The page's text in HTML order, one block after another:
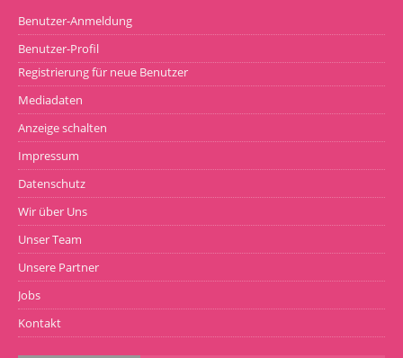
Benutzer-Anmeldung
Benutzer-Profil
Registrierung für neue Benutzer
Mediadaten
Anzeige schalten
Impressum
Datenschutz
Wir über Uns
Unser Team
Unsere Partner
Jobs
Kontakt